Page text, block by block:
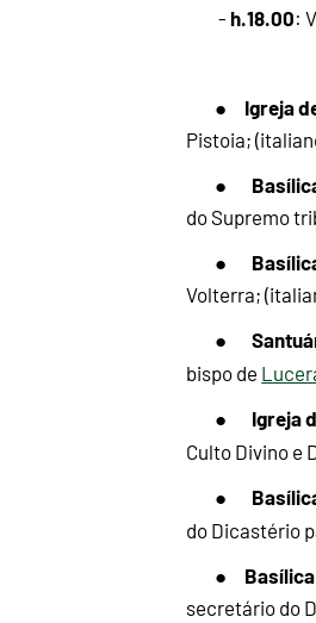
-h.18.00:
● Igreja
Pistoia;
●
do Supremo
●
Volterra;
●
bispo de
● Igreja
Culto Divino e
●
do Dicastério
●
secretário do